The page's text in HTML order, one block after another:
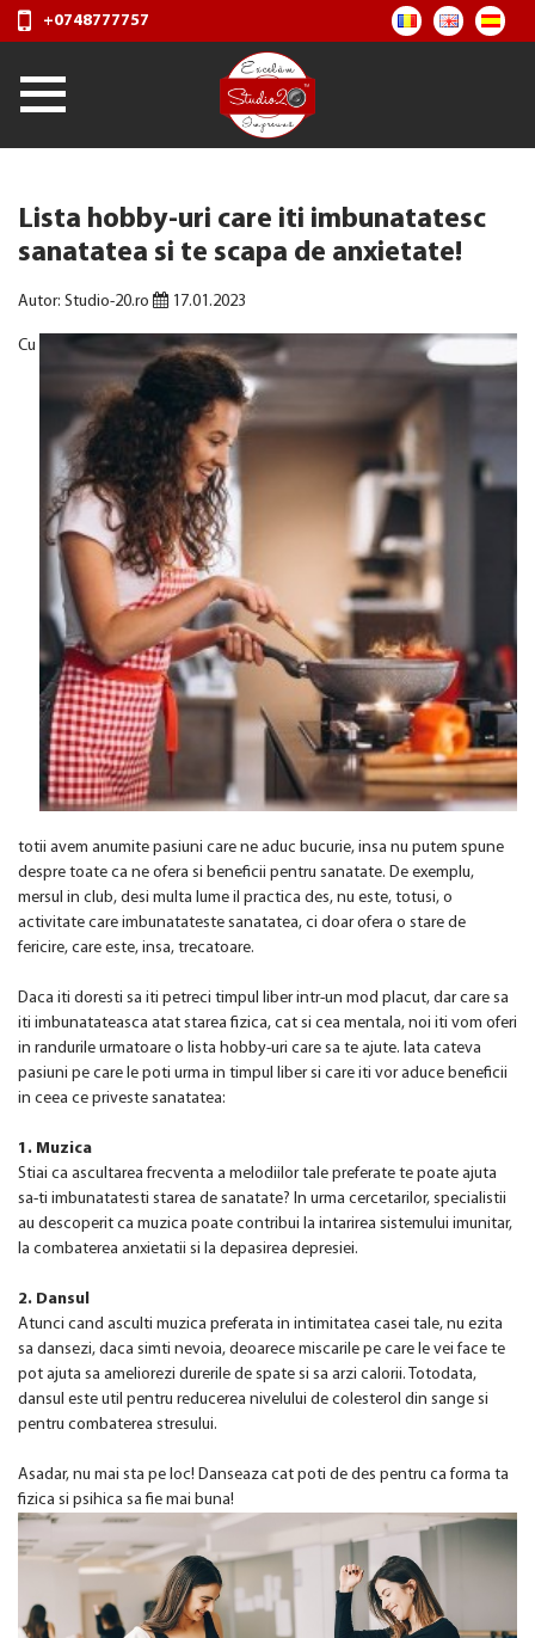
+0748777757
Lista hobby-uri care iti imbunatatesc
sanatatea si te scapa de anxietate!
Autor: Studio-20.ro 17.01.2023
Cu
totii avem anumite pasiuni care ne aduc bucurie, insa nu putem spune
despre toate ca ne ofera si beneficii pentru sanatate. De exemplu,
mersul in club, desi multa lume il practica des, nu este, totusi, o
activitate care imbunatateste sanatatea, ci doar ofera o stare de
fericire, care este, insa, trecatoare.
Daca iti doresti sa iti petreci timpul liber intr-un mod placut, dar care sa
iti imbunatateasca atat starea fizica, cat si cea mentala, noi iti vom oferi
in randurile urmatoare o lista hobby-uri care sa te ajute. Iata cateva
pasiuni pe care le poti urma in timpul liber si care iti vor aduce beneficii
in ceea ce priveste sanatatea:
1. Muzica
Stiai ca ascultarea frecventa a melodiilor tale preferate te poate ajuta
sa-ti imbunatatesti starea de sanatate? In urma cercetarilor, specialistii
au descoperit ca muzica poate contribui la intarirea sistemului imunitar,
la combaterea anxietatii si la depasirea depresiei.
2. Dansul
Atunci cand asculti muzica preferata in intimitatea casei tale, nu ezita
sa dansezi, daca simti nevoia, deoarece miscarile pe care le vei face te
pot ajuta sa ameliorezi durerile de spate si sa arzi calorii. Totodata,
dansul este util pentru reducerea nivelului de colesterol din sange si
pentru combaterea stresului.
Asadar, nu mai sta pe loc! Danseaza cat poti de des pentru ca forma ta
fizica si psihica sa fie mai buna!